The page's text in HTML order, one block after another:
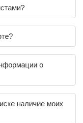
о
наличие моих